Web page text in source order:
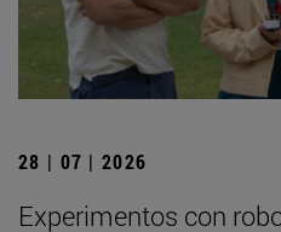
28 | 07 | 2026
Experimentos con